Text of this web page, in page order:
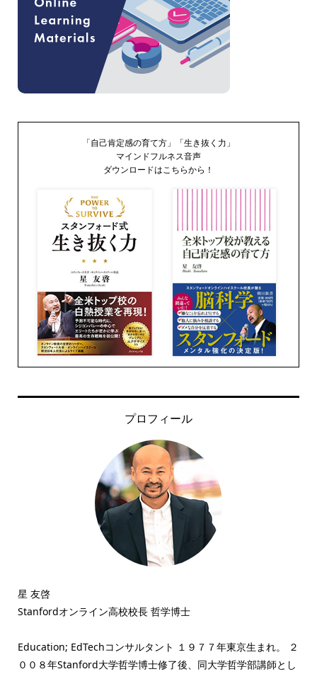
「自己肯定感の育て方」「生き抜く力」
マインドフルネス音声
ダウンロードはこちらから！
プロフィール
星 友啓
Stanfordオンライン高校校長 哲学博士
Education; EdTechコンサルタント １９７７年東京生まれ。 ２
００８年Stanford大学哲学博士修了後、同大学哲学部講師とし